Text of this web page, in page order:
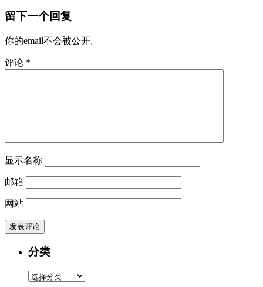
留下一个回复
你的email不会被公开。
评论 *
显示名称
邮箱
网站
分类
分